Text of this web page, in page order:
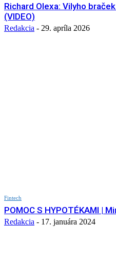
Richard Olexa: Vilyho
(VIDEO)
Redakcia - 29. apríla 2026
Fintech
POMOC S HYPOTÉKAMI |
Redakcia - 17. januára 2024